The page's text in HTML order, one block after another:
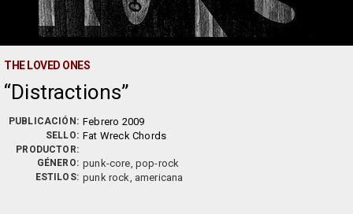
THE LOVED ONES
Distractions
PUBLICACIÓN: Febrero 2009
SELLO: Fat Wreck Chords
PRODUCTOR:
GÉNERO: punk-core, pop-rock
ESTILOS: punk rock, americana